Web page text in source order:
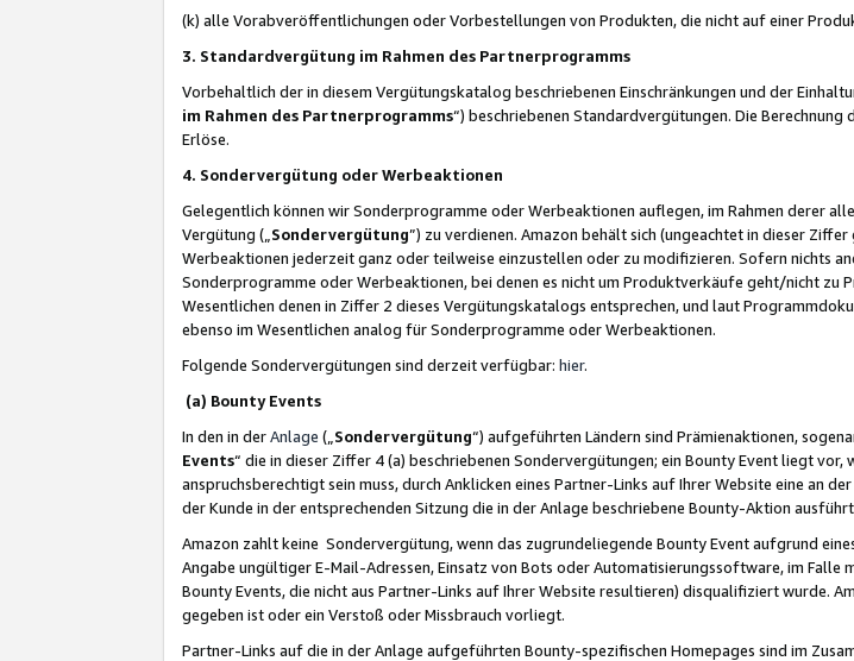
(k) alle Vorabveröffentlichungen oder Vorbestellungen von Produkten, die nicht auf einer
3. Standardvergütung im Rahmen des Partnerprogramms
Vorbehaltlich der in diesem Vergütungskatalog beschriebenen Einschränkungen und der
im Rahmen des Partnerprogramms“) beschriebenen Standardvergütungen. Die
Erlöse.
4. Sondervergütung oder Werbeaktionen
Gelegentlich können wir Sonderprogramme oder Werbeaktionen auflegen, im Rahmen derer
Vergütung („ Sondervergütung”) zu verdienen. Amazon behält sich (ungeachtet in dieser
Werbeaktionen jederzeit ganz oder teilweise einzustellen oder zu modifizieren. Sofern nichts
Sonderprogramme oder Werbeaktionen, bei denen es nicht um Produktverkäufe geht/nicht
Wesentlichen denen in Ziffer 2 dieses Vergütungskatalogs entsprechen, und laut
ebenso im Wesentlichen analog für Sonderprogramme oder Werbeaktionen.
Folgende Sondervergütungen sind derzeit verfügbar: hier.
(a) Bounty Events
In den in derAnlage („ Sondervergütung“) aufgeführten Ländern sind Prämienaktionen,
Events“ die in dieser Ziffer 4 (a) beschriebenen Sondervergütungen; ein Bounty Event liegt
anspruchsberechtigt sein muss, durch Anklicken eines Partner-Links auf Ihrer Website eine an
der Kunde in der entsprechenden Sitzung die in der Anlage beschriebene Bounty-Aktion
Amazon zahlt keine Sondervergütung, wenn das zugrundeliegende Bounty Event aufgrund
Angabe ungültiger E-Mail-Adressen, Einsatz von Bots oder Automatisierungssoftware, im Falle
Bounty Events, die nicht aus Partner-Links auf Ihrer Website resultieren) disqualifiziert wurde.
gegeben ist oder ein Verstoß oder Missbrauch vorliegt.
Partner-Links auf die in der Anlage aufgeführten Bounty-spezifischen Homepages sind im